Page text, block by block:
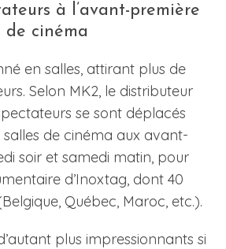
à l’avant-première
de cinéma
en salles, attirant plus de
Selon MK2, le distributeur
se sont déplacés
de cinéma aux avant-
soir et samedi matin, pour
d’Inoxtag, dont 40
Québec, Maroc, etc.).
plus impressionnants si